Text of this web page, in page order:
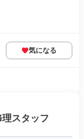
気になる
スタッフ